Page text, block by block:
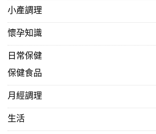
小產調理
懷孕知識
日常保健
保健食品
月經調理
生活